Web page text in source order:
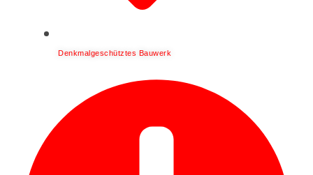
Denkmalgeschütztes Bauwerk